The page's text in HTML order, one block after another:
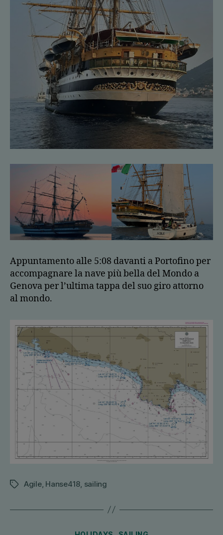
Appuntamento alle 5:08 davanti a Portofino per
accompagnare la nave più bella del Mondo a
Genova per l’ultima tappa del suo giro attorno
al mondo.
TagsAgile, Hanse418, sailing
Categories